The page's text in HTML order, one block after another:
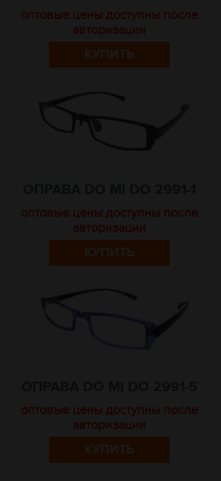
оптовые цены доступны после
авторизации
КУПИТЬ
оптовые цены доступны после
авторизации
КУПИТЬ
оптовые цены доступны после
авторизации
КУПИТЬ